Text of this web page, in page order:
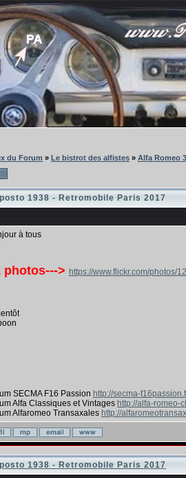
du Forum » Le bistrot des alfistes » Alfa Romeo
1938 - Retromobile Paris 2017
à tous
photos---> https://www.flickr.com/photos/
SECMA F16 Passion http://secma-
Alfa Classiques et Vintages http://alfa-romeo-
Alfaromeo Transaxales http://
1938 - Retromobile Paris 2017